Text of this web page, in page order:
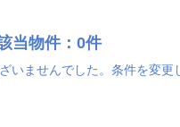
当物件：0件
いませんでした。条件を変更